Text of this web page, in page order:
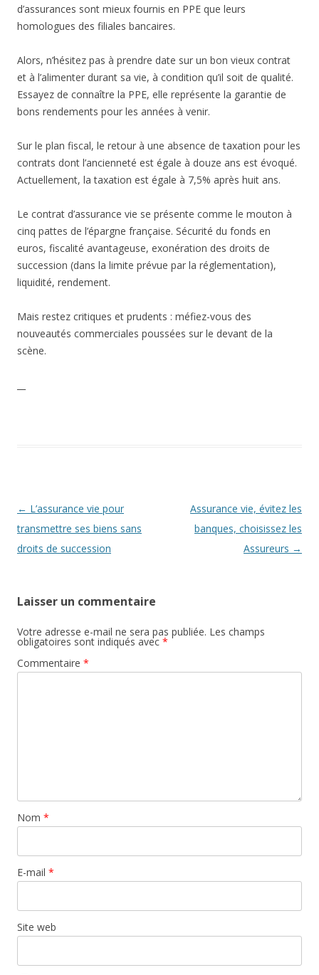
d’assurances sont mieux fournis en PPE que leurs
homologues des filiales bancaires.
Alors, n’hésitez pas à prendre date sur un bon vieux contrat
et à l’alimenter durant sa vie, à condition qu’il soit de qualité.
Essayez de connaître la PPE, elle représente la garantie de
bons rendements pour les années à venir.
Sur le plan fiscal, le retour à une absence de taxation pour les
contrats dont l’ancienneté est égale à douze ans est évoqué.
Actuellement, la taxation est égale à 7,5% après huit ans.
Le contrat d’assurance vie se présente comme le mouton à
cinq pattes de l’épargne française. Sécurité du fonds en
euros, fiscalité avantageuse, exonération des droits de
succession (dans la limite prévue par la réglementation),
liquidité, rendement.
Mais restez critiques et prudents : méfiez-vous des
nouveautés commerciales poussées sur le devant de la
scène.
Navigation
des
articles
← L’assurance vie pour
transmettre ses biens sans
droits de succession
Assurance vie, évitez les
banques, choisissez les
Assureurs →
Laisser un commentaire
Votre adresse e-mail ne sera pas publiée. Les champs
obligatoires sont indiqués avec *
Commentaire *
Nom *
E-mail *
Site web